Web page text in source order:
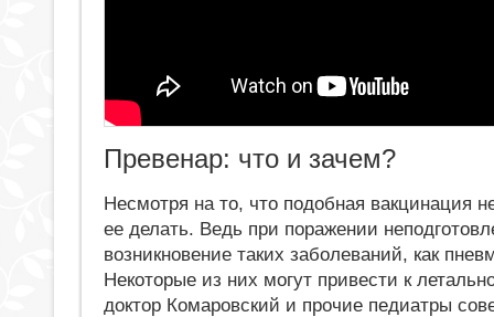
Превенар: что и зачем?
Несмотря на то, что подобная вакцинация
ее делать. Ведь при поражении
возникновение таких заболеваний, как
Некоторые из них могут привести к
доктор Комаровский и прочие педиатры